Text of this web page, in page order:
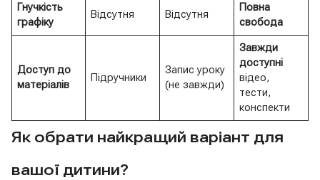
Гнучкість
графіку
Відсутня Відсутня
Повна
свобода
Доступ до
матеріалів
Підручники
Запис уроку
(не завжди)
Завжди
доступні
відео,
тести,
конспекти
Як обрати найкращий варіант для
вашої дитини?